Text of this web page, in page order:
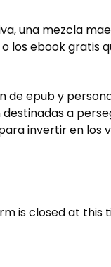
una mezcla
los ebook gratis
de epub y
a
invertir en los
is closed at this